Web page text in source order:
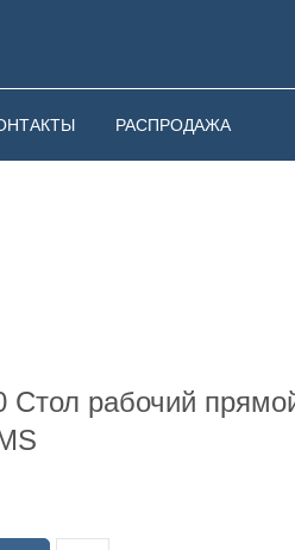
РАСПРОДАЖА
Стол рабочий